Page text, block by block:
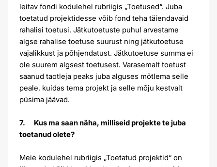
leitav fondi kodulehel rubriigis „Toetused“. Juba
toetatud projektidesse võib fond teha täiendavaid
rahalisi toetusi. Jätkutoetuste puhul arvestame
algse rahalise toetuse suurust ning jätkutoetuse
vajalikkust ja põhjendatust. Jätkutoetuse summa ei
ole suurem algsest toetusest. Varasemalt toetust
saanud taotleja peaks juba alguses mõtlema selle
peale, kuidas tema projekt ja selle mõju kestvalt
püsima jäävad.
7. Kus ma saan näha, milliseid projekte te juba
toetanud olete?
Meie kodulehel rubriigis „Toetatud projektid“ on